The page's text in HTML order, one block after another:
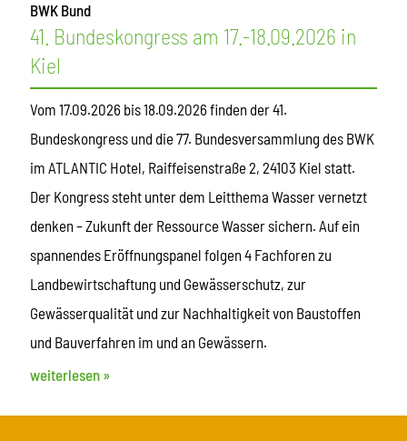
BWK Bund
41. Bundeskongress am 17.-18.09.2026 in
Kiel
Vom 17.09.2026 bis 18.09.2026 finden der 41.
Bundeskongress und die 77. Bundesversammlung des BWK
im ATLANTIC Hotel, Raiffeisenstraße 2, 24103 Kiel statt.
Der Kongress steht unter dem Leitthema Wasser vernetzt
denken – Zukunft der Ressource Wasser sichern. Auf ein
spannendes Eröffnungspanel folgen 4 Fachforen zu
Landbewirtschaftung und Gewässerschutz, zur
Gewässerqualität und zur Nachhaltigkeit von Baustoffen
und Bauverfahren im und an Gewässern.
weiterlesen »